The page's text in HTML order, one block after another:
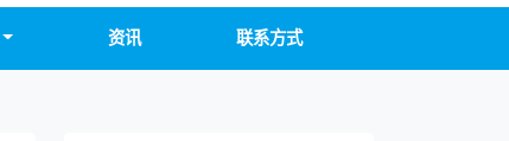
资讯 联系方式